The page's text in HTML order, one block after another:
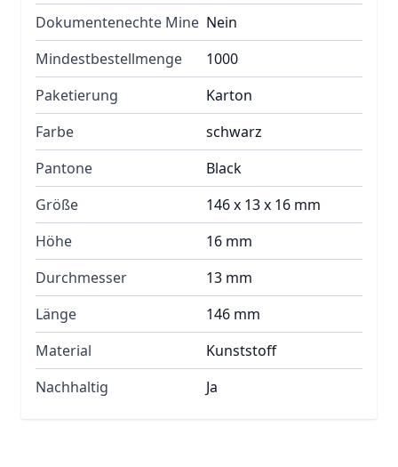
Dokumentenechte Mine Nein
Mindestbestellmenge
1000
Paketierung
Karton
Farbe
schwarz
Pantone
Black
Größe
146 x 13 x 16 mm
Höhe
16 mm
Durchmesser
13 mm
Länge
146 mm
Material
Kunststoff
Nachhaltig
Ja